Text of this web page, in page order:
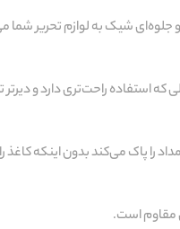
جلوه‌ای شیک به لوازم تحریر
استفاده راحت‌تری دارد و
را پاک می‌کند بدون اینکه کاغذ
مقاوم است.